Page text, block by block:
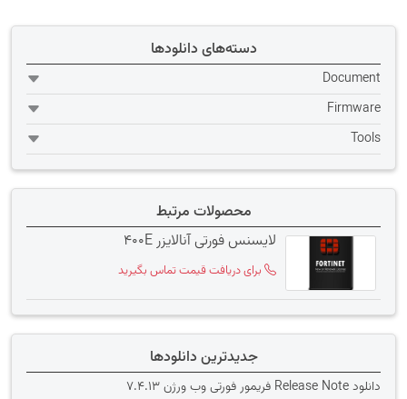
دسته‌های دانلودها
Document
Firmware
Tools
محصولات مرتبط
لایسنس فورتی آنالایزر 400E
برای دریافت قیمت تماس بگیرید
جدیدترین دانلودها
دانلود Release Note فریمور فورتی وب ورژن 7.4.13